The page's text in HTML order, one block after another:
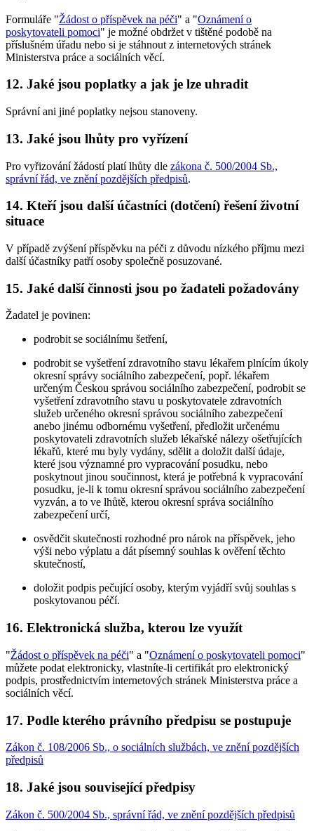
Formuláře "Žádost o příspěvek na péči" a "Oznámení o
poskytovateli pomoci" je možné obdržet v tištěné podobě na
příslušném úřadu nebo si je stáhnout z internetových stránek
Ministerstva práce a sociálních věcí.
12. Jaké jsou poplatky a jak je lze uhradit
Správní ani jiné poplatky nejsou stanoveny.
13. Jaké jsou lhůty pro vyřízení
Pro vyřizování žádostí platí lhůty dle zákona č. 500/2004 Sb.,
správní řád, ve znění pozdějších předpisů.
14. Kteří jsou další účastníci (dotčení) řešení životní
situace
V případě zvýšení příspěvku na péči z důvodu nízkého příjmu mezi
další účastníky patří osoby společně posuzované.
15. Jaké další činnosti jsou po žadateli požadovány
Žadatel je povinen:
podrobit se sociálnímu šetření,
podrobit se vyšetření zdravotního stavu lékařem plnícím úkoly
okresní správy sociálního zabezpečení, popř. lékařem
určeným Českou správou sociálního zabezpečení, podrobit se
vyšetření zdravotního stavu u poskytovatele zdravotních
služeb určeného okresní správou sociálního zabezpečení
anebo jinému odbornému vyšetření, předložit určenému
poskytovateli zdravotních služeb lékařské nálezy ošetřujících
lékařů, které mu byly vydány, sdělit a doložit další údaje,
které jsou významné pro vypracování posudku, nebo
poskytnout jinou součinnost, která je potřebná k vypracování
posudku, je-li k tomu okresní správou sociálního zabezpečení
vyzván, a to ve lhůtě, kterou okresní správa sociálního
zabezpečení určí,
osvědčit skutečnosti rozhodné pro nárok na příspěvek, jeho
výši nebo výplatu a dát písemný souhlas k ověření těchto
skutečností,
doložit podpis pečující osoby, kterým vyjádří svůj souhlas s
poskytovanou péčí.
16. Elektronická služba, kterou lze využít
"Žádost o příspěvek na péči" a "Oznámení o poskytovateli pomoci"
můžete podat elektronicky, vlastníte-li certifikát pro elektronický
podpis, prostřednictvím internetových stránek Ministerstva práce a
sociálních věcí.
17. Podle kterého právního předpisu se postupuje
Zákon č. 108/2006 Sb., o sociálních službách, ve znění pozdějších
předpisů
18. Jaké jsou související předpisy
Zákon č. 500/2004 Sb., správní řád, ve znění pozdějších předpisů